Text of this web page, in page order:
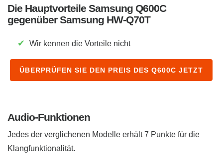
Die Hauptvorteile Samsung Q600C
gegenüber Samsung HW-Q70T
✔ Wir kennen die Vorteile nicht
ÜBERPRÜFEN SIE DEN PREIS DES Q600C JETZT
Audio-Funktionen
Jedes der verglichenen Modelle erhält 7 Punkte für die
Klangfunktionalität.